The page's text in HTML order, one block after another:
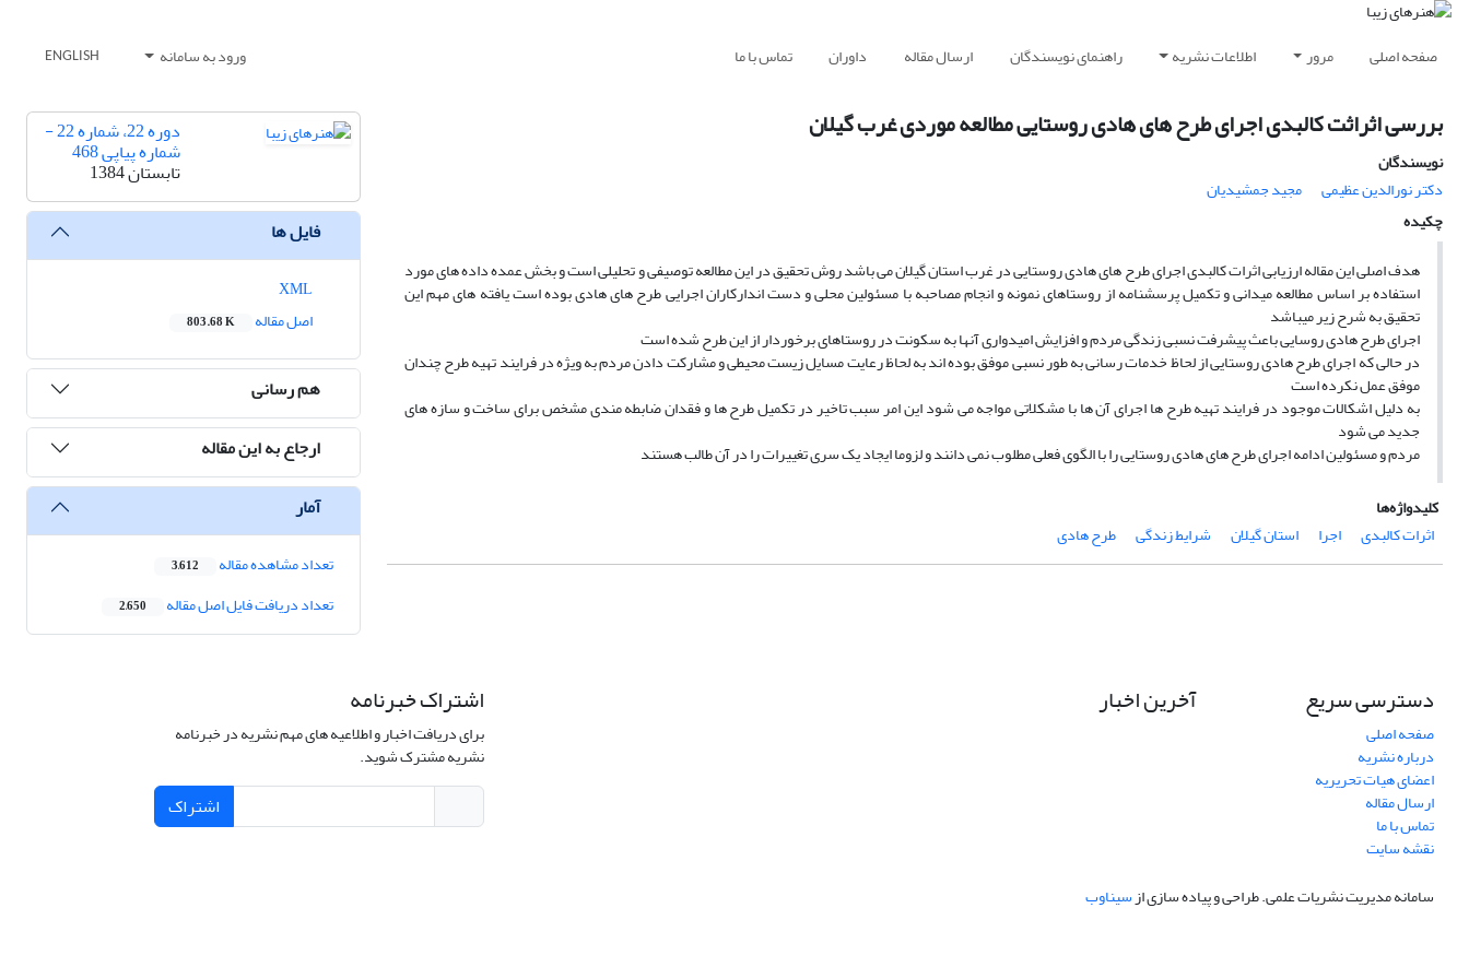
صفحه اصلی مرور اطلاعات نشریه راهنمای نویسندگان ارسال مقاله داوران تماس با ما ورود به سامانه ENGLISH
بررسی اثراثت کالبدی اجرای طرح های هادی روستایی مطالعه موردی غرب گیلان
نویسندگان
دکتر نورالدین عظیمی
مجید جمشیدیان
چکیده
هدف اصلی این مقاله ارزیابی اثرات کالبدی اجرای طرح های هادی روستایی در غرب استان گیلان می باشد روش تحقیق در این مطالعه توصیفی و تحلیلی است و بخش عمده داده های مورد
استفاده بر اساس مطالعه میدانی و تکمیل پرسشنامه از روستاهای نمونه و انجام مصاحبه با مسئولین محلی و دست اندارکاران اجرایی طرح های هادی بوده است یافته های مهم این
تحقیق به شرح زیر میباشد
اجرای طرح هادی روسایی باعث پیشرفت نسبی زندگی مردم و افزایش امیدواری آنها به سکونت در روستاهای برخوردار از این طرح شده است
در حالی که اجرای طرح هادی روستایی از لحاظ خدمات رسانی به طور نسبی موفق بوده اند به لحاظ رعایت مسایل زیست محیطی و مشارکت دادن مردم به ویژه در فرایند تهیه طرح چندان
موفق عمل نکرده است
به دلیل اشکالات موجود در فرایند تهیه طرح ها اجرای آن ها با مشکلاتی مواجه می شود این امر سبب تاخیر در تکمیل طرح ها و فقدان ضابطه مندی مشخص برای ساخت و سازه های
جدید می شود
مردم و مسئولین ادامه اجرای طرح های هادی روستایی را با الگوی فعلی مطلوب نمی دانند و لزوما ایجاد یک سری تغییرات را در آن طالب هستند
کلیدواژه‌ها
اثرات کالبدی
اجرا استان گیلان شرایط زندگی طرح هادی
دوره 22، شماره 22 -
شماره پیاپی 468
تابستان 1384
فایل ها
اصل مقاله
803.68 K
هم رسانی
ارجاع به این مقاله
آمار
تعداد مشاهده مقاله 3,612
تعداد دریافت فایل اصل مقاله 2,650
دسترسی سریع
صفحه اصلی
درباره نشریه
اعضای هیات تحریریه
ارسال مقاله
تماس با ما
نقشه سایت
آخرین اخبار اشتراک خبرنامه
برای دریافت اخبار و اطلاعیه های مهم نشریه در خبرنامه
نشریه مشترک شوید.
اشتراک
سامانه مدیریت نشریات علمی.طراحی و پیاده سازی ازسیناوب